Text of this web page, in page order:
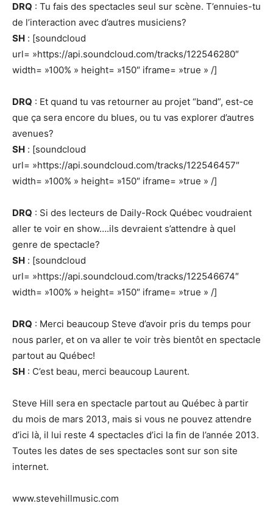
DRQ : Tu fais des spectacles seul sur scène. T’ennuies-tu
de l’interaction avec d’autres musiciens?
SH : [soundcloud
url= »https://api.soundcloud.com/tracks/122546280″
width= »100% » height= »150″ iframe= »true » /]
DRQ : Et quand tu vas retourner au projet “band”, est-ce
que ça sera encore du blues, ou tu vas explorer d’autres
avenues?
SH : [soundcloud
url= »https://api.soundcloud.com/tracks/122546457″
width= »100% » height= »150″ iframe= »true » /]
DRQ : Si des lecteurs de Daily-Rock Québec voudraient
aller te voir en show….ils devraient s’attendre à quel
genre de spectacle?
SH : [soundcloud
url= »https://api.soundcloud.com/tracks/122546674″
width= »100% » height= »150″ iframe= »true » /]
DRQ : Merci beaucoup Steve d’avoir pris du temps pour
nous parler, et on va aller te voir très bientôt en spectacle
partout au Québec!
SH : C’est beau, merci beaucoup Laurent.
Steve Hill sera en spectacle partout au Québec à partir
du mois de mars 2013, mais si vous ne pouvez attendre
d’ici là, il lui reste 4 spectacles d’ici la fin de l’année 2013.
Toutes les dates de ses spectacles sont sur son site
internet.
www.stevehillmusic.com